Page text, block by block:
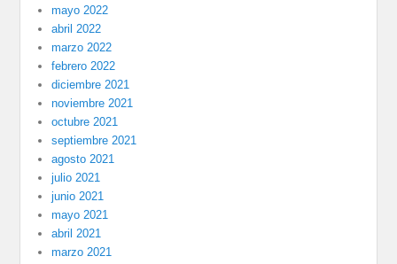
mayo 2022
abril 2022
marzo 2022
febrero 2022
diciembre 2021
noviembre 2021
octubre 2021
septiembre 2021
agosto 2021
julio 2021
junio 2021
mayo 2021
abril 2021
marzo 2021